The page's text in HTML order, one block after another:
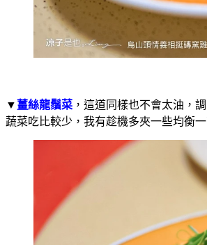
▼ 薑絲龍鬚菜 ，這道同樣也不會太油，
蔬菜吃比較少，我有趁機多夾一些均衡一